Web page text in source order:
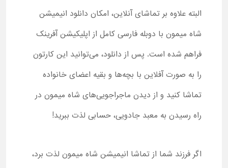
البته علاوه بر تماشای آنلاین، امکان دانلود انیمیشن
شاه میمون با دوبله فارسی کامل از اپلیکیشن آفرینک
فراهم شده است. پس از دانلود، می‌توانید این کارتون
را به صورت آفلاین با بچه‌ها و بقیه اعضای خانواده
تماشا کنید و از دیدن ماجراجویی‌های شاه میمون در
راه رسیدن به معبد جادویی، حسابی لذت ببرید!
اگر فرزند شما از تماشا انیمیشن شاه میمون لذت برد،